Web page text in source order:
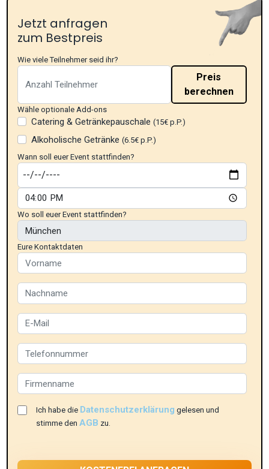
Jetzt anfragen
zum Bestpreis
Wie viele Teilnehmer seid ihr?
Preis
berechnen
Wähle optionale Add-ons
Catering & Getränkepauschale (15€ p.P.)
Alkoholische Getränke (6.5€ p.P.)
Wann soll euer Event stattfinden?
Wo soll euer Event stattfinden?
Eure Kontaktdaten
Ich habe die Datenschutzerklärung gelesen und
stimme denAGB zu.